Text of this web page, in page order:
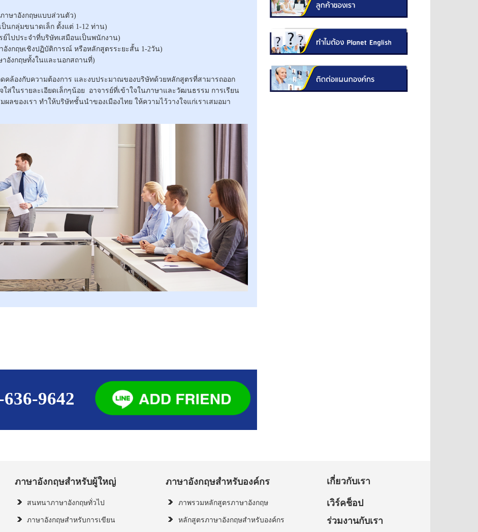
าอังกฤษแบบส่วนตัว)
กลุ่มขนาดเล็ก ตั้งแต่ 1-12 ท่าน)
ปประจำที่บริษัทเสมือนเป็นพนักงาน)
เชิงปฏิบัติการณ์ หรือหลักสูตรระยะสั้น 1-2วัน)
ฤษทั้งในและนอกสถานที่)
ดคล้องกับความต้องการ และงบประมาณของบริษัทด้วยหลักสูตรที่สามารถออก
ใส่ในรายละเอียดเล็กๆน้อย อาจารย์ที่เข้าใจในภาษาและวัฒนธรรม การเรียน
ลของเรา ทำให้บริษัทชั้นนำของเมืองไทย ให้ความไว้วางใจแก่เราเสมอมา
9642
ภาษาอังกฤษสำหรับผู้ใหญ่
สนทนาภาษาอังกฤษทั่วไป
ภาษาอังกฤษสำหรับการเขียน
ภาษาอังกฤษสำหรับองค์กร
ภาพรวมหลักสูตรภาษาอังกฤษ
หลักสูตรภาษาอังกฤษสำหรับองค์กร
เกี่ยวกับเรา
เวิร์คช็อป
ร่วมงานกับเรา